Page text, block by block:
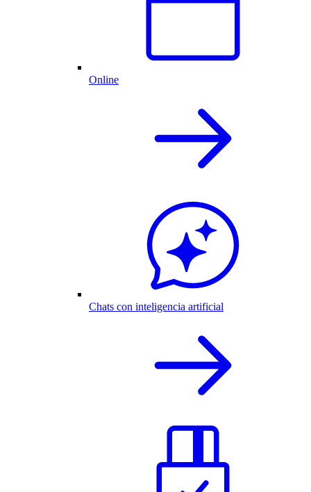
Online
Chats con inteligencia artificial